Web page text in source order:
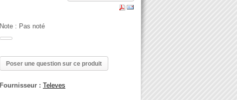
Note : Pas noté
Poser une question sur ce produit
Fournisseur : Televes